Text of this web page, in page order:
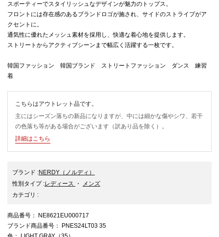
スポーティーでスタイリッシュなデザインが魅力のトップス。
フロントには存在感のあるブランドロゴが施され、サイドのストライプがア
クセントに。
通気性に優れたメッシュ素材を採用し、快適な着心地を提供します。
ストリートからアクティブシーンまで幅広く活躍する一枚です。
韓国ファッション 韓国ブランド ストリートファッション ダンス 練習
着
こちらはアウトレット品です。
主にはシーズン落ちの新品になりますが、中には細かな傷やシワ、若干
の色落ち等がある場合がございます（訳あり品を除く）。
詳細はこちら
ブランド :NERDY （ノルディ）
性別タイプ:レディース ・
メンズ
カテゴリ :
商品番号 ： NE8621EU000717
ブランド商品番号 ： PNES24LT03 35